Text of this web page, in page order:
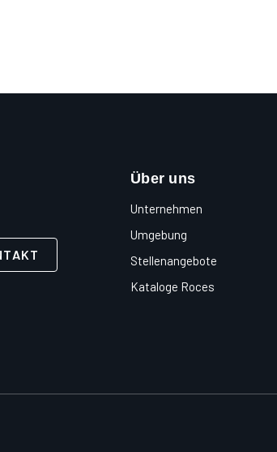
Über uns
Unternehmen
Umgebung
Stellenangebote
Kataloge Roces